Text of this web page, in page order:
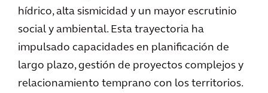
hídrico, alta sismicidad y un mayor escrutinio
social y ambiental. Esta trayectoria ha
impulsado capacidades en planificación de
largo plazo, gestión de proyectos complejos y
relacionamiento temprano con los territorios.